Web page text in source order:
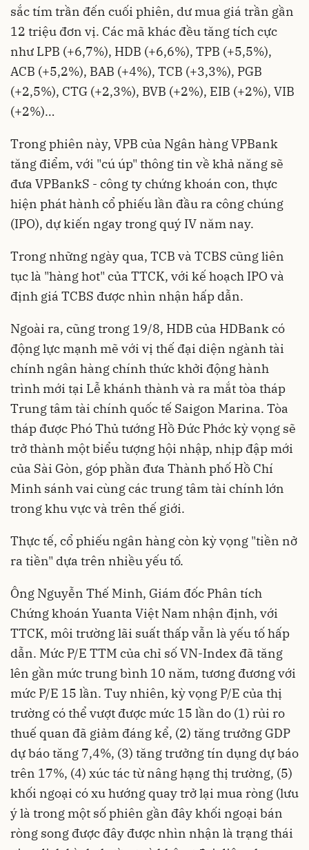
sắc tím trần đến cuối phiên, dư mua giá trần gần
12 triệu đơn vị. Các mã khác đều tăng tích cực
như LPB (+6,7%), HDB (+6,6%), TPB (+5,5%),
ACB (+5,2%), BAB (+4%), TCB (+3,3%), PGB
(+2,5%), CTG (+2,3%), BVB (+2%), EIB (+2%), VIB
(+2%)…
Trong phiên này, VPB của Ngân hàng VPBank
tăng điểm, với "cú úp" thông tin về khả năng sẽ
đưa VPBankS - công ty chứng khoán con, thực
hiện phát hành cổ phiếu lần đầu ra công chúng
(IPO), dự kiến ngay trong quý IV năm nay.
Trong những ngày qua, TCB và TCBS cũng liên
tục là "hàng hot" của TTCK, với kế hoạch IPO và
định giá TCBS được nhìn nhận hấp dẫn.
Ngoài ra, cũng trong 19/8, HDB của HDBank có
động lực mạnh mẽ với vị thế đại diện ngành tài
chính ngân hàng chính thức khởi động hành
trình mới tại Lễ khánh thành và ra mắt tòa tháp
Trung tâm tài chính quốc tế Saigon Marina. Tòa
tháp được Phó Thủ tướng Hồ Đức Phớc kỳ vọng sẽ
trở thành một biểu tượng hội nhập, nhịp đập mới
của Sài Gòn, góp phần đưa Thành phố Hồ Chí
Minh sánh vai cùng các trung tâm tài chính lớn
trong khu vực và trên thế giới.
Thực tế, cổ phiếu ngân hàng còn kỳ vọng "tiền nở
ra tiền" dựa trên nhiều yếu tố.
Ông Nguyễn Thế Minh, Giám đốc Phân tích
Chứng khoán Yuanta Việt Nam nhận định, với
TTCK, môi trường lãi suất thấp vẫn là yếu tố hấp
dẫn. Mức P/E TTM của chỉ số VN-Index đã tăng
lên gần mức trung bình 10 năm, tương đương với
mức P/E 15 lần. Tuy nhiên, kỳ vọng P/E của thị
trường có thể vượt được mức 15 lần do (1) rủi ro
thuế quan đã giảm đáng kể, (2) tăng trưởng GDP
dự báo tăng 7,4%, (3) tăng trưởng tín dụng dự báo
trên 17%, (4) xúc tác từ nâng hạng thị trường, (5)
khối ngoại có xu hướng quay trở lại mua ròng (lưu
ý là trong một số phiên gần đây khối ngoại bán
ròng song được đây được nhìn nhận là trạng thái